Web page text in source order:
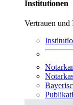
Institutionen
Vertrauen und